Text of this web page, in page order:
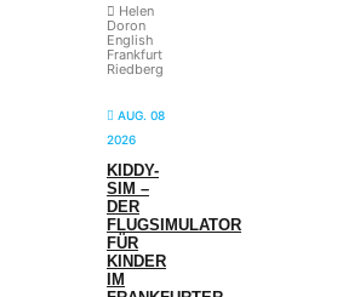
Helen
Doron
English
Frankfurt
Riedberg
AUG. 08
2026
KIDDY-
SIM –
DER
FLUGSIMULATOR
FÜR
KINDER
IM